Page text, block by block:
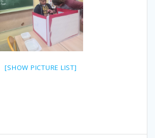
[SHOW PICTURE LIST]